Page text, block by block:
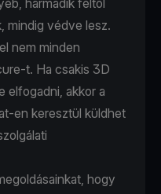
harmadik féltől
mindig védve lesz.
nem minden
t. Ha csakis 3D
elfogadni, akkor a
en keresztül küldhet
hogy